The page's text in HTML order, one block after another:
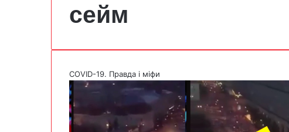
сейм
COVID-19. Правда і міфи